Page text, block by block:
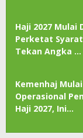
Haji 2027 Mulai
Perketat
Tekan Angka …
Kemenhaj
Operasional
Haji 2027, Ini…